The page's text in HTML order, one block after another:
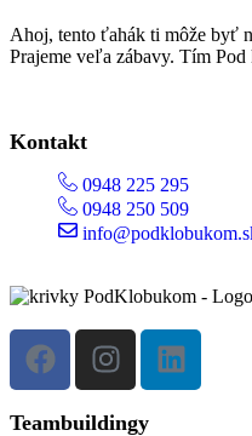
Ahoj, tento ťahák ti môže byť
Prajeme veľa zábavy. Tím
Kontakt
0948 225 295
0948 250 509
Teambuildingy